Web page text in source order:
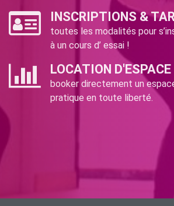
INSCRIPTIONS &
toutes les modalités pour
à un cours d’ essai !
LOCATION D'ESPACE
booker directement un
pratique en toute liberté.